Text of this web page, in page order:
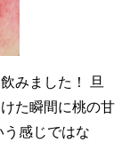
みました！ 旦
た瞬間に桃の甘
感じではな